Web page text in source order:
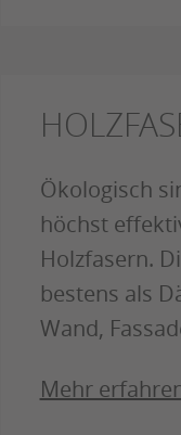
Ökologisch
höchst
Holzfasern.
bestens als
Wand,
Mehr